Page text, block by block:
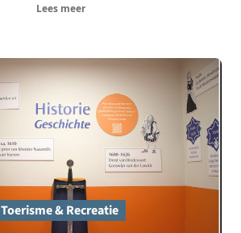
Lees meer
Toerisme & Recreatie